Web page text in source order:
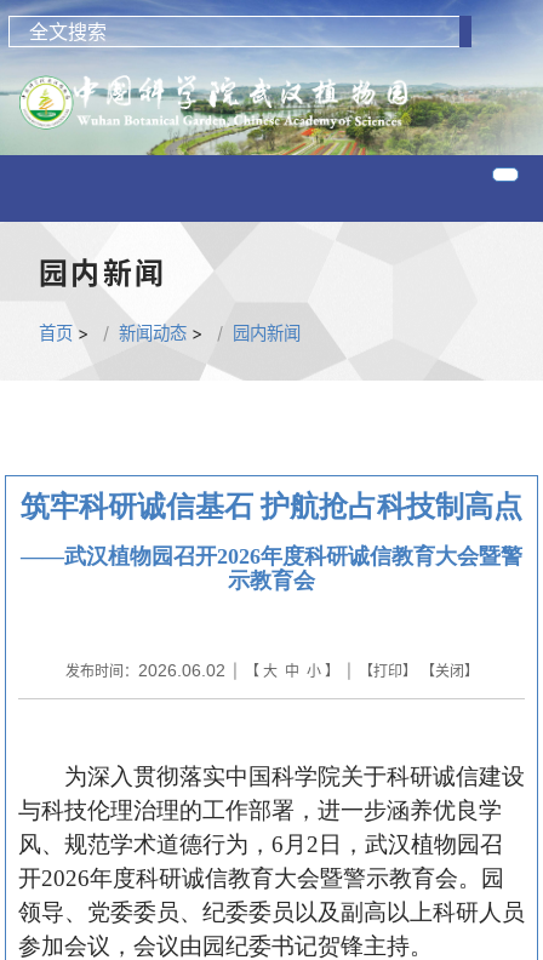
园内新闻
首页 > 新闻动态 > 园内新闻
筑牢科研诚信基石 护航抢占科技制高点
——武汉植物园召开2026年度科研诚信教育大会暨警
示教育会
发布时间： 2026.06.02 | 【 大 中 小】 | 【打印】 【关闭】
为深入贯彻落实中国科学院关于科研诚信建设
与科技伦理治理的工作部署，进一步涵养优良学
风、规范学术道德行为，6月2日，武汉植物园召
开2026年度科研诚信教育大会暨警示教育会。园
领导、党委委员、纪委委员以及副高以上科研人员
参加会议，会议由园纪委书记贺锋主持。